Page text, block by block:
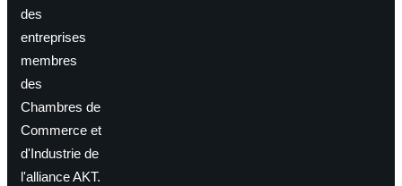
des
entreprises
membres
des
Chambres de
Commerce et
d'Industrie de
l'alliance AKT.